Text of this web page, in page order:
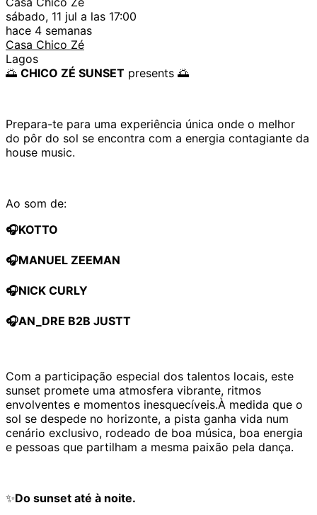
sábado, 11 jul a las 17:00
hace 4 semanas
Casa Chico Zé
Lagos
🌅 CHICO ZÉ SUNSET presents 🌅
Prepara-te para uma experiência única onde o melhor
do pôr do sol se encontra com a energia contagiante da
house music.
Ao som de:
🎧KOTTO
🎧MANUEL ZEEMAN
🎧NICK CURLY
🎧AN_DRE B2B JUSTT
Com a participação especial dos talentos locais, este
sunset promete uma atmosfera vibrante, ritmos
envolventes e momentos inesquecíveis.À medida que o
sol se despede no horizonte, a pista ganha vida num
cenário exclusivo, rodeado de boa música, boa energia
e pessoas que partilham a mesma paixão pela dança.
✨Do sunset até à noite.